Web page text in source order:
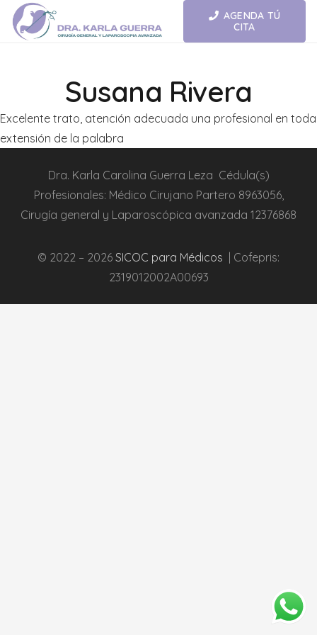
AGENDA TÚ
CITA
Susana Rivera
Excelente trato, atención adecuada una profesional en toda
extensión de la palabra
Dra. Karla Carolina Guerra Leza Cédula(s)
Profesionales: Médico Cirujano Partero 8963056,
Cirugía general y L aparoscópica avanzada 12376868
© 2022 – 2026 SICOC para Médicos | Cofepris:
2319012002A00693